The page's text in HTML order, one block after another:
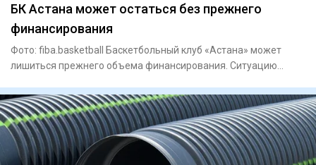
БК Астана может остаться без прежнего
финансирования
Фото: fiba.basketball Баскетбольный клуб «Астана» может
лишиться прежнего объема финансирования. Ситуацию